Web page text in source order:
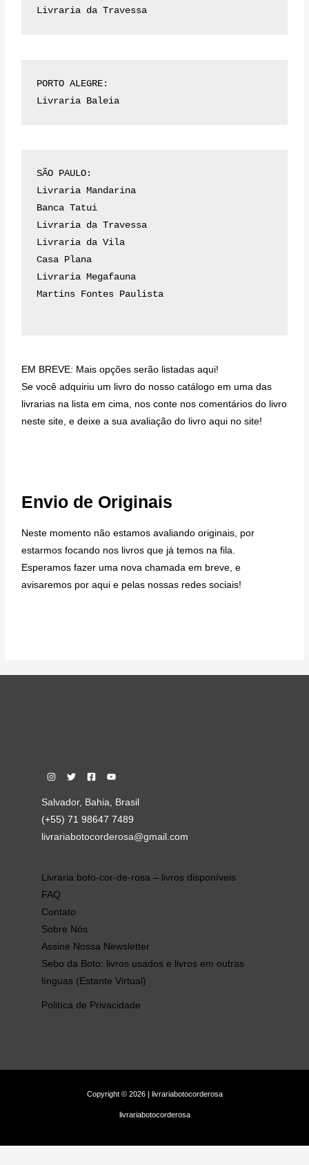
Livraria da Travessa
PORTO ALEGRE:
Livraria Baleia
SÃO PAULO:
Livraria Mandarina
Banca Tatui
Livraria da Travessa
Livraria da Vila
Casa Plana
Livraria Megafauna
Martins Fontes Paulista
EM BREVE: Mais opções serão listadas aqui!
Se você adquiriu um livro do nosso catálogo em uma das
livrarias na lista em cima, nos conte nos comentários do livro
neste site, e deixe a sua avaliação do livro aqui no site!
Envio de Originais
Neste momento não estamos avaliando originais, por
estarmos focando nos livros que já temos na fila.
Esperamos fazer uma nova chamada em breve, e
avisaremos por aqui e pelas nossas redes sociais!
Salvador, Bahia, Brasil
(+55) 71 98647 7489
livrariabotocorderosa@gmail.com
Livraria boto-cor-de-rosa – livros disponíveis
FAQ
Contato
Sobre Nós
Assine Nossa Newsletter
Sebo da Boto: livros usados e livros em outras
línguas (Estante Virtual)
Politíca de Privacidade
Copyright © 2026 | livrariabotocorderosa
livrariabotocorderosa